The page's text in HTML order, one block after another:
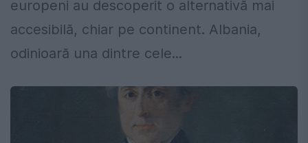
europeni au descoperit o alternativă mai
accesibilă, chiar pe continent. Albania,
odinioară una dintre cele...